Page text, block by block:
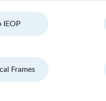
IEOP
Frames